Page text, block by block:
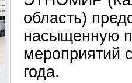
область)
насыщенную
мероприятий
года.